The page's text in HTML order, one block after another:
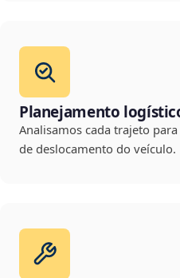
Planejamento
Analisamos cada trajeto
de deslocamento do veículo.